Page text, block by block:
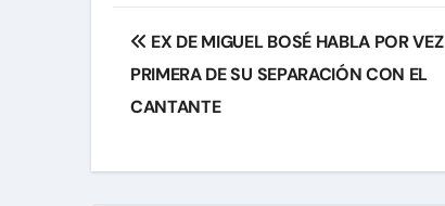
Navegación
de
entradas
EX DE MIGUEL BOSÉ HABLA POR VEZ
PRIMERA DE SU SEPARACIÓN CON EL
CANTANTE